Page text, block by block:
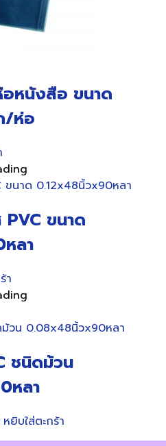
หนังสือ ขนาด
/ห่อ
ขนาด
ลา
า
ชนิดม้วน
หลา
หยิบใส่ตะกร้า